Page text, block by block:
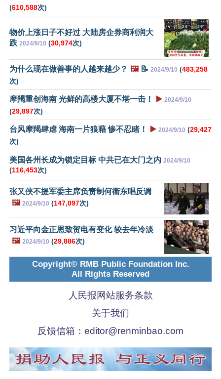
(610,588次)
物价上涨日子不好过 大陆房企券商利润大
跌 2024/9/10 (30,974次)
为什么现在做善事的人越来越少？ 🖼️📝 2024/9/10 (483,258
次)
摩羯重创海南 光鲜的高楼大厦不堪一击！ ▶️ 2024/9/10
(29,897次)
台风摩羯肆虐 海南一片狼藉 惨不忍睹！ ▶️ 2024/9/10 (29,427
次)
美国各州长成为锁定目标 中共已在大门之内 2024/9/10
(116,453次)
张又侠不提军委主席负责制何衞东唱反调
🖼️ 2024/9/10 (147,097次)
习近平向金正恩致贺电有变化 较去年冷淡
🖼️ 2024/9/10 (29,886次)
Copyright© RMB Public Foundation Inc.
All Rights Reserved
人民报网站服务条款
关于我们
反馈信箱： editor@renminbao.com